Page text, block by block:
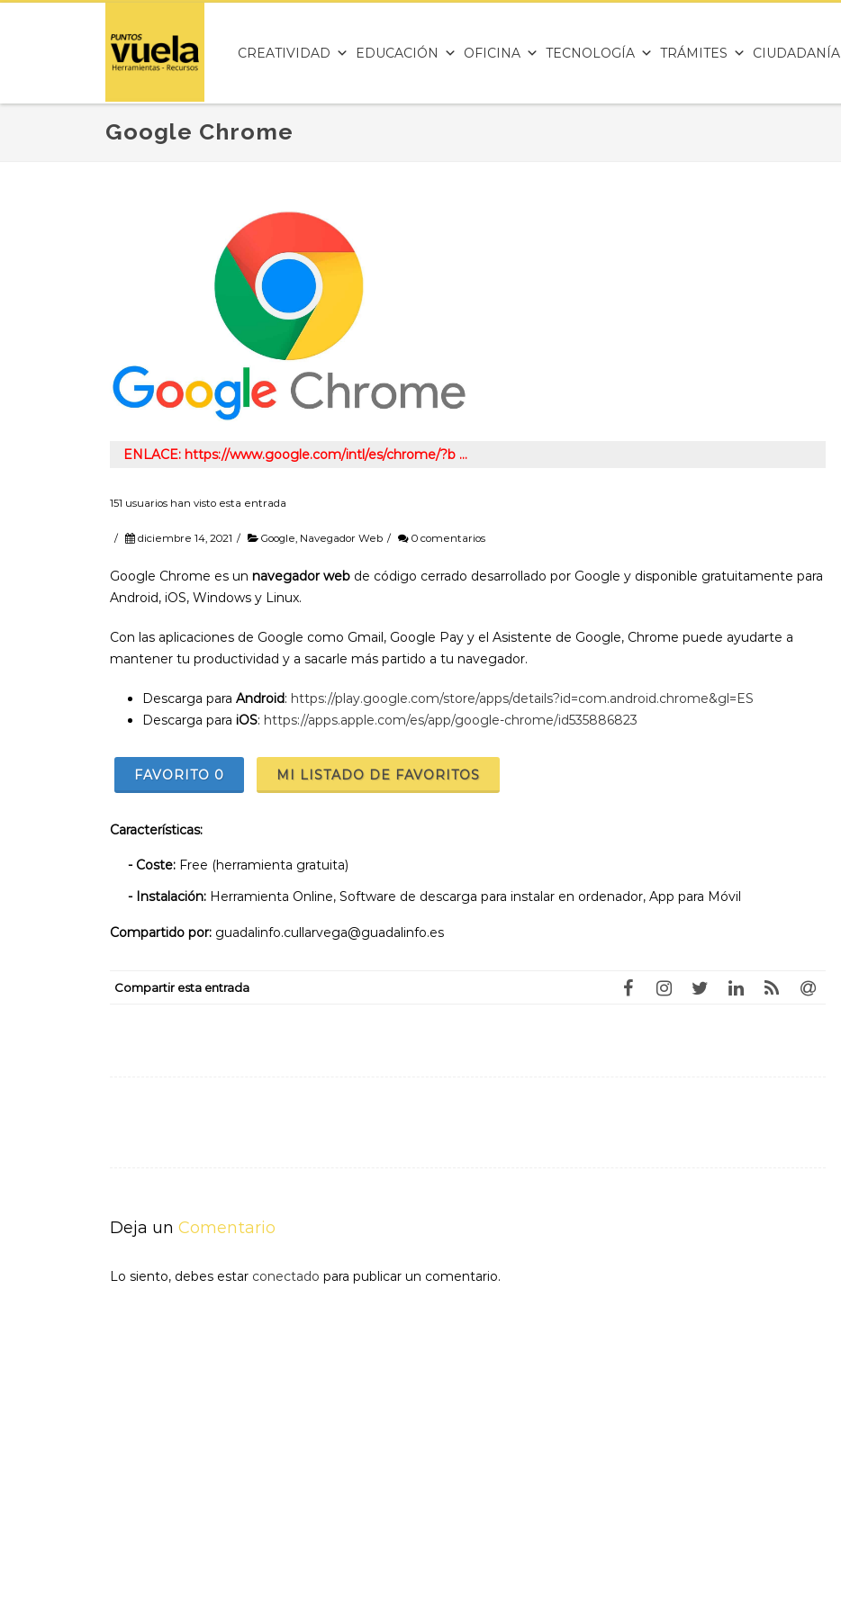
CREATIVIDAD EDUCACIÓN OFICINA TECNOLOGÍA TRÁMITES CIUDADANÍA
Google Chrome
ENLACE: https://www.google.com/intl/es/chrome/?b …
151 usuarios han visto esta entrada
/ diciembre 14, 2021 / Google, Navegador Web / 0 comentarios
Google Chrome es un navegador web de código cerrado​​ desarrollado por Google y disponible gratuitamente para
Android, iOS, Windows y Linux.
Con las aplicaciones de Google como Gmail, Google Pay y el Asistente de Google, Chrome puede ayudarte a
mantener tu productividad y a sacarle más partido a tu navegador.
Descarga para Android: https://play.google.com/store/apps/details?id=com.android.chrome&gl=ES
Descarga para iOS: https://apps.apple.com/es/app/google-chrome/id535886823
FAVORITO 0 MI LISTADO DE FAVORITOS
Características:
- Coste: Free (herramienta gratuita)
- Instalación: Herramienta Online, Software de descarga para instalar en ordenador, App para Móvil
Compartido por: guadalinfo.cullarvega@guadalinfo.es
Compartir esta entrada
Deja un Comentario
Lo siento, debes estar conectado para publicar un comentario.